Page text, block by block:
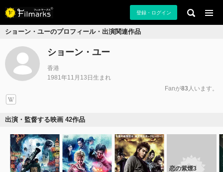
登録・ログイン
ショーン・ユーのプロフィール・出演関連作品
ショーン・ユー
香港
1981年11月13日生まれ
Fanが83 人います。
出演・監督する映画 42作品
恋の紫煙3